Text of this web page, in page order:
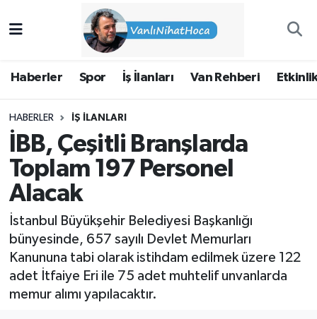
Haberler Spor İş İlanları Van Rehberi
HABERLER İŞ İLANLARI
İBB, Çeşitli Branşlarda
Toplam 197 Personel
Alacak
İstanbul Büyükşehir Belediyesi Başkanlığı
bünyesinde, 657 sayılı Devlet Memurları
Kanununa tabi olarak istihdam edilmek üzere 122
adet İtfaiye Eri ile 75 adet muhtelif unvanlarda
memur alımı yapılacaktır.
İş İlanları
Van Rehberi
Etkinlikler
Köşe Yazıları
Hakkımda
İpekyolu Nöbetçi Eczaneler
İpekyolu Trafik Yoğunluk Haritası
Süper Lig Puan Durumu ve Fikstür
Tüm Manşetler
Son Dakika Haberleri
Haber Arşivi